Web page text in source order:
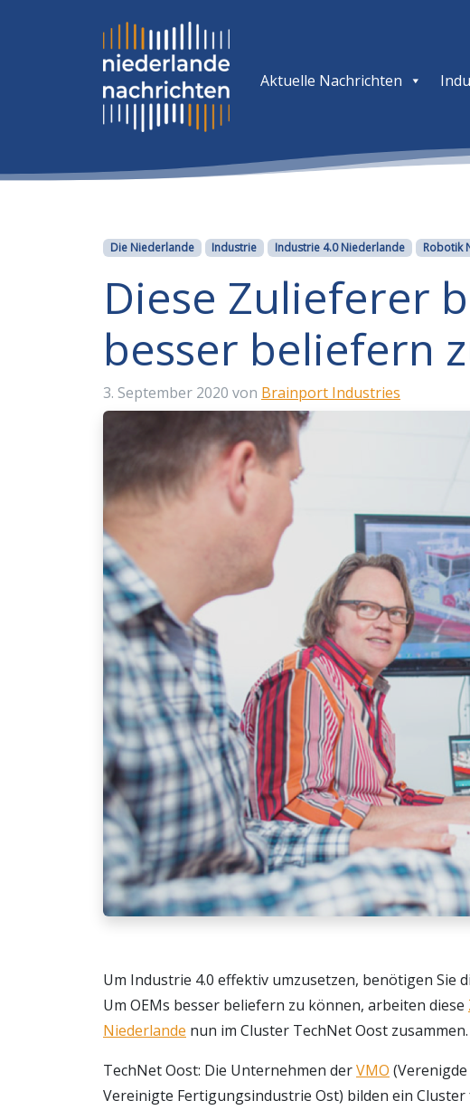
Aktuelle Nachrichten
Kategorien
Die Niederlande Industrie Industrie 4.0 Niederlande Robotik
Diese Zulieferer
besser beliefern
3. September 2020 von Brainport Industries
Um Industrie 4.0 effektiv umzusetzen, benötigen Sie
Um OEMs besser beliefern zu können, arbeiten diese
Niederlande nun im Cluster TechNet Oost zusammen.
TechNet Oost: Die Unternehmen derVMO
Vereinigte Fertigungsindustrie Ost) bilden ein